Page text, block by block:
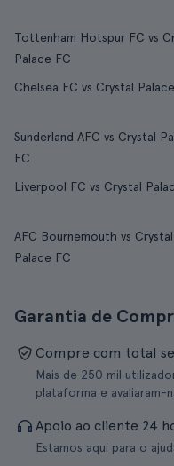
Tottenham Hotspur FC vs
Palace FC
Chelsea FC vs Crystal
Sunderland AFC vs Crystal
FC
Liverpool FC vs Crystal
AFC Bournemouth vs Crystal
Palace FC
Garantia de
Compre com total
Mais de 250 mil
plataforma e avaliaram-
Apoio ao cliente 24
Estamos aqui para o